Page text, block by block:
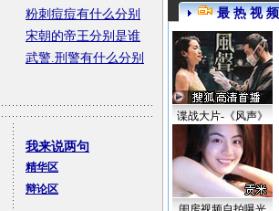
粉刺痘痘有什么分别
宋朝的帝王分别是谁
武警.刑警有什么分别
我来说两句
精华区
辩论区
最 热 视 频
谍战大片-《风声》